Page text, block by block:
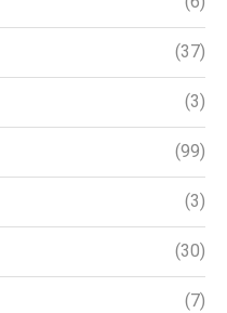
(37)
(3)
(99)
(3)
(30)
(7)